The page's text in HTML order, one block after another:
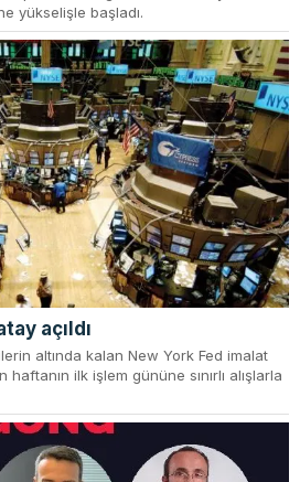
yükselişle başladı.
açıldı
altında kalan New York Fed imalat
ilk işlem gününe sınırlı alışlarla